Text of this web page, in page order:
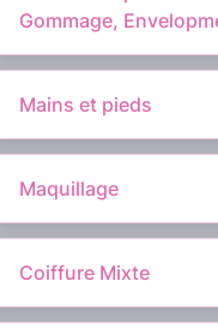
Gommage,
Mains et pieds
Maquillage
Coiffure Mixte